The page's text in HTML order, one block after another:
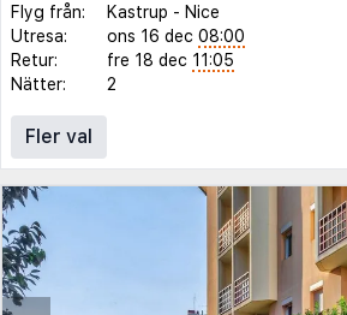
Flyg från: Kastrup - Nice
Utresa:
ons 16 dec 08:00
Retur:
fre 18 dec 11:05
Nätter:
2
Fler val